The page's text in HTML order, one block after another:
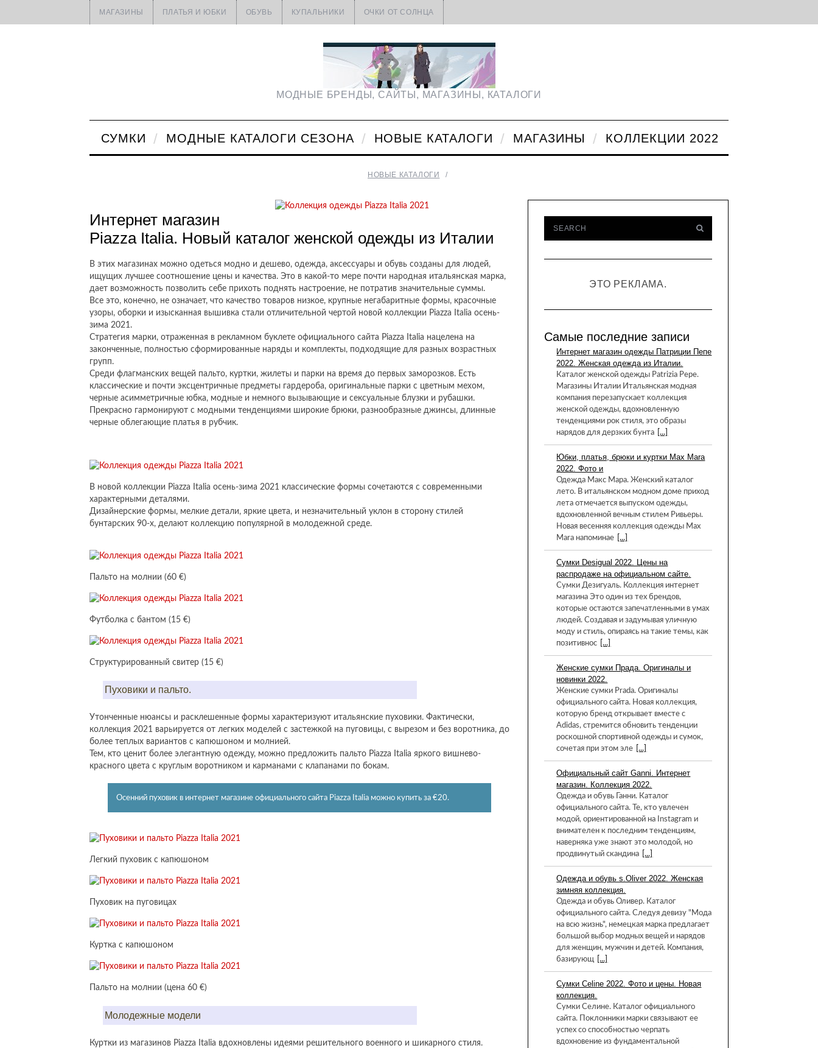
МАГАЗИНЫ ПЛАТЬЯ И ЮБКИ ОБУВЬ КУПАЛЬНИКИ ОЧКИ ОТ СОЛНЦА
МОДНЫЕ БРЕНДЫ, САЙТЫ, МАГАЗИНЫ, КАТАЛОГИ
СУМКИ МОДНЫЕ КАТАЛОГИ СЕЗОНА НОВЫЕ КАТАЛОГИ МАГАЗИНЫ КОЛЛЕКЦИИ 2022
НОВЫЕ КАТАЛОГИ
Интернет магазин
Piazza Italia. Новый каталог женской одежды из Италии
В этих магазинах можно одеться модно и дешево, одежда, аксессуары и обувь созданы для людей,
ищущих лучшее соотношение цены и качества. Это в какой-то мере почти народная итальянская марка,
дает возможность позволить себе прихоть поднять настроение, не потратив значительные суммы.
Все это, конечно, не означает, что качество товаров низкое, крупные негабаритные формы, красочные
узоры, оборки и изысканная вышивка стали отличительной чертой новой коллекции Piazza Italia осень-
зима 2021.
Стратегия марки, отраженная в рекламном буклете официального сайта Piazza Italia нацелена на
законченные, полностью сформированные наряды и комплекты, подходящие для разных возрастных
групп.
Среди флагманских вещей пальто, куртки, жилеты и парки на время до первых заморозков. Есть
классические и почти эксцентричные предметы гардероба, оригинальные парки с цветным мехом,
черные асимметричные юбка, модные и немного вызывающие и сексуальные блузки и рубашки.
Прекрасно гармонируют с модными тенденциями широкие брюки, разнообразные джинсы, длинные
черные облегающие платья в рубчик.
В новой коллекции Piazza Italia осень-зима 2021 классические формы сочетаются с современными
характерными деталями.
Дизайнерские формы, мелкие детали, яркие цвета, и незначительный уклон в сторону стилей
бунтарских 90-х, делают коллекцию популярной в молодежной среде.
Пальто на молнии (60 €)
Футболка с бантом (15 €)
Структурированный свитер (15 €)
Пуховики и пальто.
Утонченные нюансы и расклешенные формы характеризуют итальянские пуховики. Фактически,
коллекция 2021 варьируется от легких моделей с застежкой на пуговицы, с вырезом и без воротника, до
более теплых вариантов с капюшоном и молнией.
Тем, кто ценит более элегантную одежду, можно предложить пальто Piazza Italia яркого вишнево-
красного цвета с круглым воротником и карманами с клапанами по бокам.
Осенний пуховик в интернет магазине официального сайта Piazza Italia можно купить за €20.
Легкий пуховик с капюшоном
Пуховик на пуговицах
Куртка с капюшоном
Пальто на молнии (цена 60 €)
Молодежные модели
Куртки из магазинов Piazza Italia вдохновлены идеями решительного военного и шикарного стиля.
ЭТО РЕКЛАМА.
Самые последние записи
Интернет магазин одежды Патриции Пепе
2022. Женская одежда из Италии.
Каталог женской одежды Patrizia Pepe.
Магазины Италии Итальянская модная
компания перезапускает коллекция
женской одежды, вдохновленную
тенденциями рок стиля, это образы
нарядов для дерзких бунта
[...]
Юбки, платья, брюки и куртки Max Mara
2022. Фото и
Одежда Макс Мара. Женский каталог
лето. В итальянском модном доме приход
лета отмечается выпуском одежды,
вдохновленной вечным стилем Ривьеры.
Новая весенняя коллекция одежды Max
Mara напоминае
[...]
Сумки Desigual 2022. Цены на
распродаже на официальном сайте.
Сумки Дезигуаль. Коллекция интернет
магазина Это один из тех брендов,
которые остаются запечатленными в умах
людей. Создавая и задумывая уличную
моду и стиль, опираясь на такие темы, как
позитивнос
[...]
Женские сумки Прада. Оригиналы и
новинки 2022.
Женские сумки Prada. Оригиналы
официального сайта. Новая коллекция,
которую бренд открывает вместе с
Adidas, стремится обновить тенденции
роскошной спортивной одежды и сумок,
сочетая при этом эле
[...]
Официальный сайт Ganni. Интернет
магазин. Коллекция 2022.
Одежда и обувь Ганни. Каталог
официального сайта. Те, кто увлечен
модой, ориентированной на Instagram и
внимателен к последним тенденциям,
наверняка уже знают это молодой, но
продвинутый скандина
[...]
Одежда и обувь s.Oliver 2022. Женская
зимняя коллекция.
Одежда и обувь Оливер. Каталог
официального сайта. Следуя девизу "Мода
на всю жизнь", немецкая марка предлагает
большой выбор модных вещей и нарядов
для женщин, мужчин и детей. Компания,
базирующ
[...]
Сумки Celine 2022. Фото и цены. Новая
коллекция.
Сумки Селине. Каталог официального
сайта. Поклонники марки связывают ее
успех со способностью черпать
вдохновение из фундаментальной